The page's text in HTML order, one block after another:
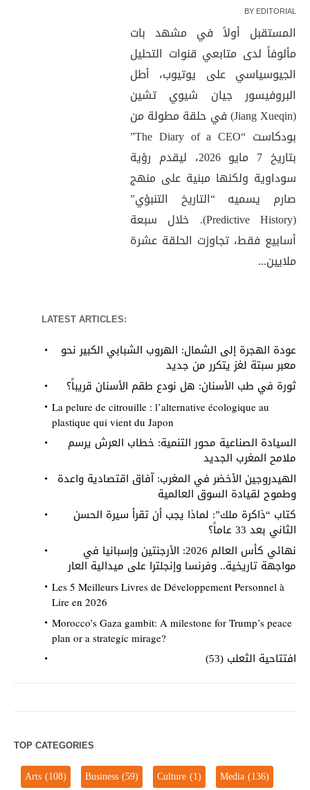
BY EDITORIAL
المستقبل أولاً في مشهد بات
مألوفاً لدى متابعي قنوات التحليل
الجيوسياسي على يوتيوب، أطل
البروفيسور جيان شيوي تشين
(Jiang Xueqin) في حلقة مطولة من
بودكاست “The Diary of a CEO”
بتاريخ 7 مايو 2026، ليقدم رؤية
سوداوية ولكنها مبنية على منهج
صارم يسميه “التاريخ التنبؤي”
(Predictive History). خلال سبعة
أسابيع فقط، تجاوزت الحلقة عشرة
ملايين...
LATEST ARTICLES:
عودة الهجرة إلى الشمال: الهروب الشبابي الكبير نحو
معبر سبتة لغز يتكرر من جديد
ثورة في طب الأسنان: هل نودع طقم الأسنان قريباً؟
La pelure de citrouille : l’alternative écologique au
plastique qui vient du Japon
السيادة الصناعية محور التنمية: خطاب العرش يرسم
ملامح المغرب الجديد
الهيدروجين الأخضر في المغرب: آفاق اقتصادية واعدة
وطموح لقيادة السوق العالمية
كتاب “ذاكرة ملك”: لماذا يجب أن تقرأ سيرة الحسن
الثاني بعد 33 عاماً؟
نهائي كأس العالم 2026: الأرجنتين وإسبانيا في
مواجهة تاريخية.. وفرنسا وإنجلترا على ميدالية العار
Les 5 Meilleurs Livres de Développement Personnel à
Lire en 2026
Morocco’s Gaza gambit: A milestone for Trump’s peace
plan or a strategic mirage?
افتتاحية الثعلب (53)
TOP CATEGORIES
Arts(108) Business(59) Culture(1) Media(136)